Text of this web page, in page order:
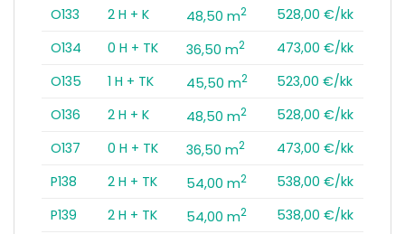
O133
2 H + K 48,50 m2
528,00 €/kk
O134
0 H + TK 36,50 m2
473,00 €/kk
O135
1 H + TK 45,50 m2
523,00 €/kk
O136
2 H + K 48,50 m2
528,00 €/kk
O137
0 H + TK 36,50 m2
473,00 €/kk
P138
2 H + TK 54,00 m2
538,00 €/kk
P139
2 H + TK 54,00 m2
538,00 €/kk